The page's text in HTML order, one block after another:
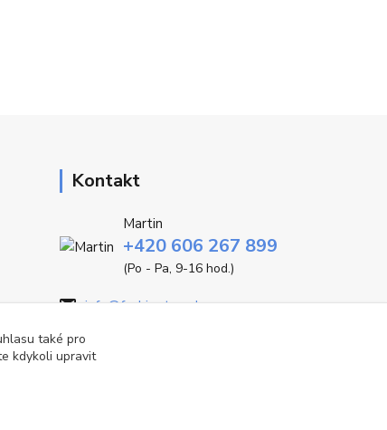
Kontakt
Martin
+420 606 267 899
(Po - Pa, 9-16 hod.)
info@fashiontrend.cz
také pro
kdykoli upravit